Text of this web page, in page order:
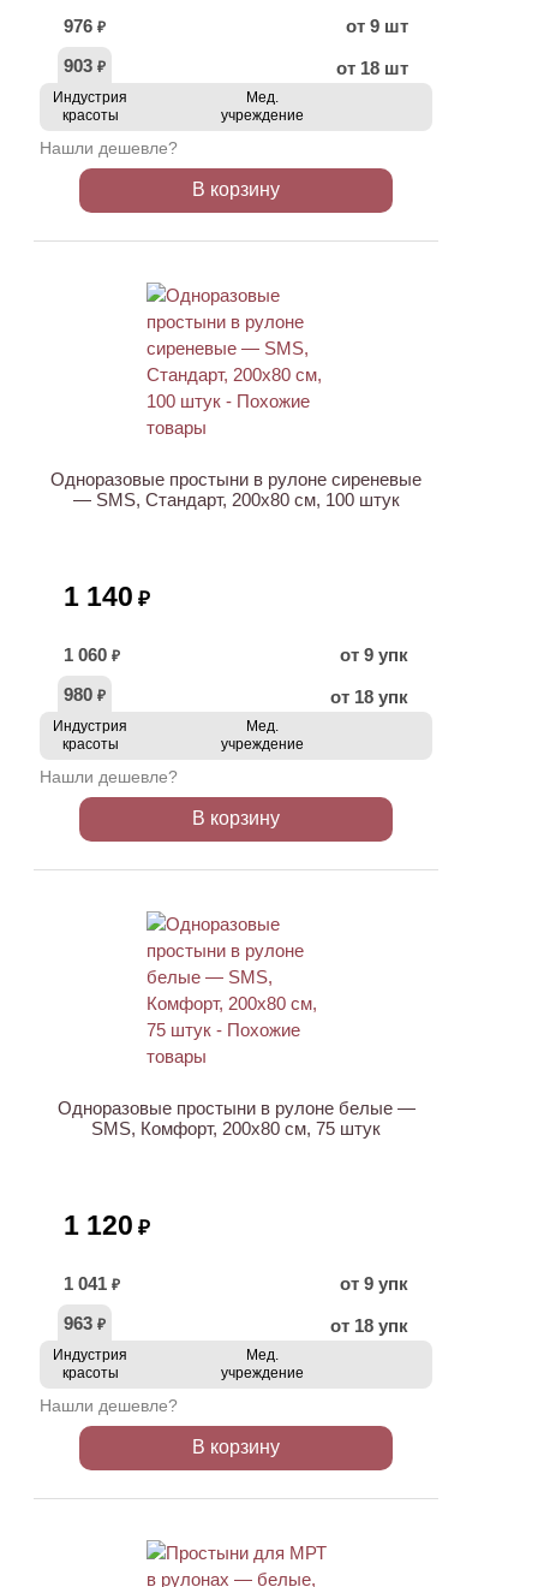
976 ₽
от 9 шт
903 ₽ от 18 шт
Индустрия
красоты
Мед.
учреждение
Нашли дешевле?
В корзину
Одноразовые простыни в рулоне сиреневые
— SMS, Стандарт, 200х80 см, 100 штук
1 140 ₽
1 060 ₽
от 9 упк
980 ₽ от 18 упк
Индустрия
красоты
Мед.
учреждение
Нашли дешевле?
В корзину
Одноразовые простыни в рулоне белые —
SMS, Комфорт, 200х80 см, 75 штук
1 120 ₽
1 041 ₽
от 9 упк
963 ₽ от 18 упк
Индустрия
красоты
Мед.
учреждение
Нашли дешевле?
В корзину